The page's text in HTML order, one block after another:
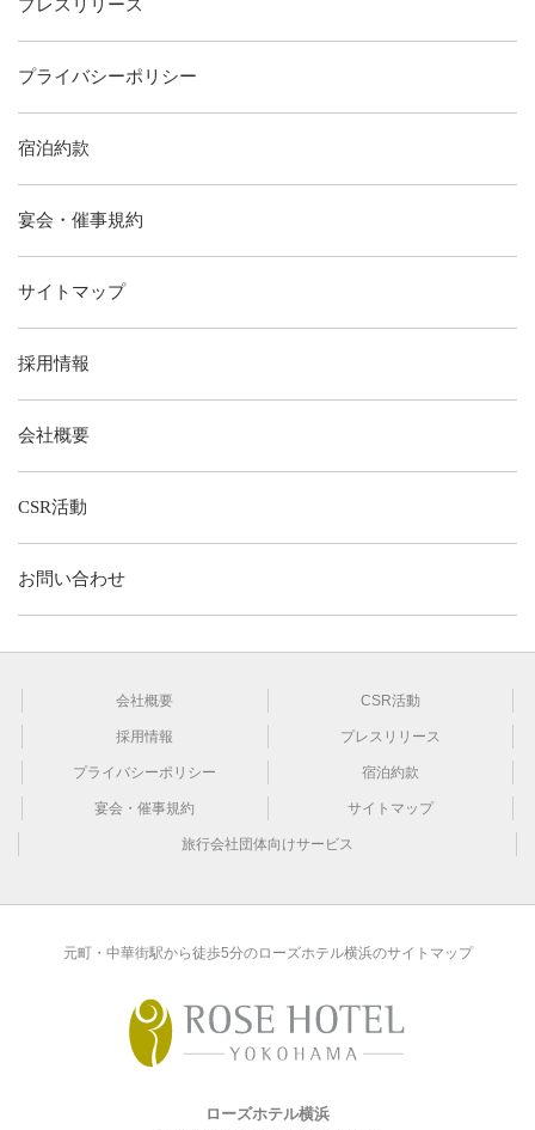
プレスリリース
プライバシーポリシー
宿泊約款
宴会・催事規約
サイトマップ
採用情報
会社概要
CSR活動
お問い合わせ
会社概要 CSR活動
採用情報 プレスリリース
プライバシーポリシー 宿泊約款
宴会・催事規約 サイトマップ
旅行会社団体向けサービス
元町・中華街駅から徒歩5分のローズホテル横浜のサイトマップ
ローズホテル横浜